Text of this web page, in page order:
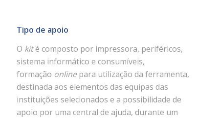
Tipo de apoio
O kité composto por impressora, periféricos,
sistema informático e consumíveis,
formação onlinepara utilização da ferramenta,
destinada aos elementos das equipas das
instituições selecionados e a possibilidade de
apoio por uma central de ajuda, durante um